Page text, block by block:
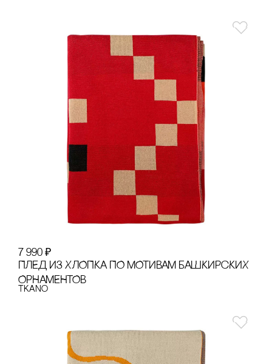
7 990 ₽
ПЛЕД ИЗ ХЛОПКА ПО МОТИВАМ БАШКИРсКИХ
ОРНАМЕНТОВ
Tkano